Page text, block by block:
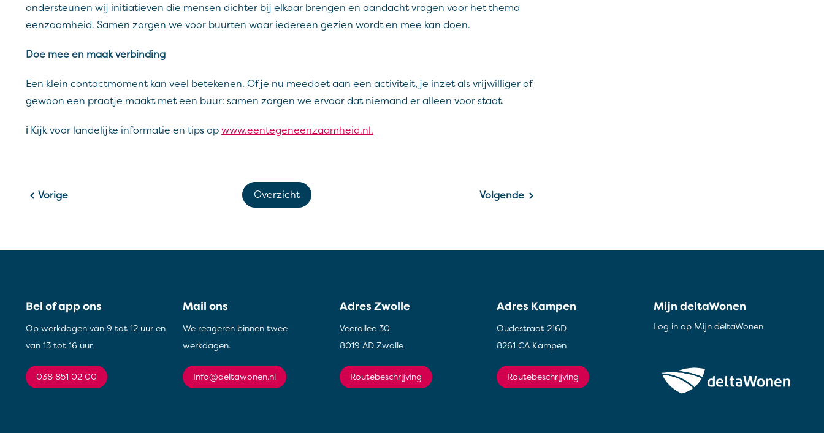
ondersteunen wij initiatieven die mensen dichter bij elkaar brengen en aandacht vragen voor het thema
eenzaamheid. Samen zorgen we voor buurten waar iedereen gezien wordt en mee kan doen.
Doe mee en maak verbinding
Een klein contactmoment kan veel betekenen. Of je nu meedoet aan een activiteit, je inzet als vrijwilliger of
gewoon een praatje maakt met een buur: samen zorgen we ervoor dat niemand er alleen voor staat.
ℹ️ Kijk voor landelijke informatie en tips op www.eentegeneenzaamheid.nl.
Volgende
Overzicht
Vorige
Contactinformatie
Bel of app ons
Op werkdagen van 9 tot 12 uur en
van 13 tot 16 uur.
038 851 02 00
Mail ons
We reageren binnen twee
werkdagen.
info@deltawonen.nl
Adres Zwolle
Veerallee 30
8019 AD Zwolle
Routebeschrijving
Adres Kampen
Oudestraat 216D
8261 CA Kampen
Routebeschrijving
Mijn deltaWonen
Log in op Mijn deltaWonen